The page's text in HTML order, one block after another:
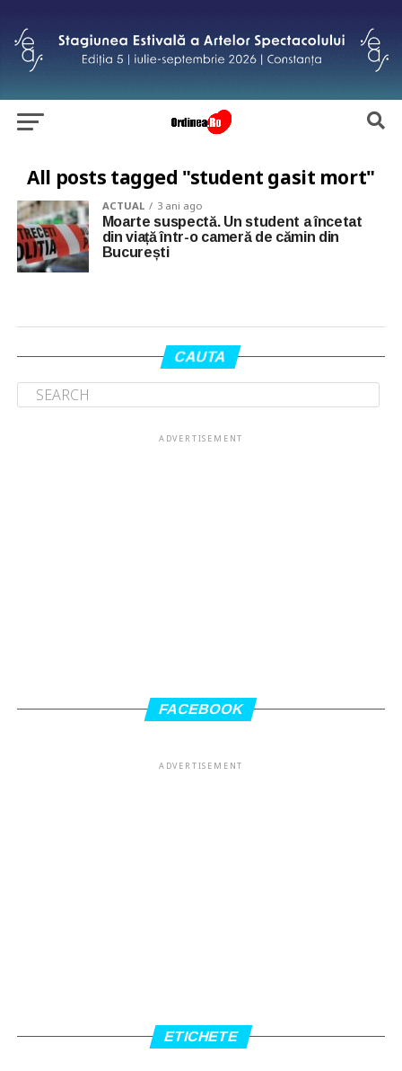
All posts tagged "student gasit mort"
ACTUAL 3 ani ago
Moarte suspectă. Un student a încetat
din viață într-o cameră de cămin din
București
CAUTA
ADVERTISEMENT
FACEBOOK
ADVERTISEMENT
ETICHETE